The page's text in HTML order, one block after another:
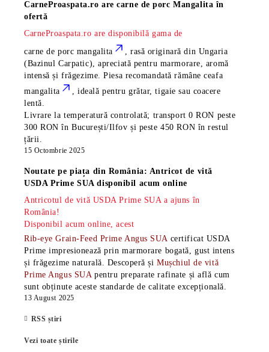
CarneProaspata.ro arecarne de porc Mangalita în
ofertă
CarneProaspata.ro are disponibilă gama de
carne de porc mangalita
, rasă originară din Ungaria
(Bazinul Carpatic), apreciată pentru marmorare, aromă
intensă și frăgezime. Piesa recomandată rămâneceafa
mangalita
, ideală pentru grătar, tigaie sau coacere
lentă.
Livrare la temperatură controlată; transport 0 RON peste
300 RON în București/Ilfov și peste 450 RON în restul
țării.
15 Octombrie 2025
Noutate pe piața din România: Antricot de vită
USDA Prime SUA disponibil acum online
Antricotul de vită USDA Prime SUA a ajuns în
România!
Disponibil acum online, acest
Rib-eye Grain-Feed Prime Angus SUA certificat USDA
Prime impresionează prin marmorare bogată, gust intens
și frăgezime naturală. Descoperă șiMușchiul de vită
Prime Angus SUA pentru preparate rafinate și află cum
sunt obținute aceste standarde de calitate excepțională.
13 August 2025
RSS știri
Vezi toate știrile